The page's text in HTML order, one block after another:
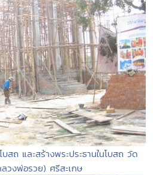
ถ และสร้างพระประธานในโบสถ วัด
วงพ่อรวย) ศรีสะเกษ